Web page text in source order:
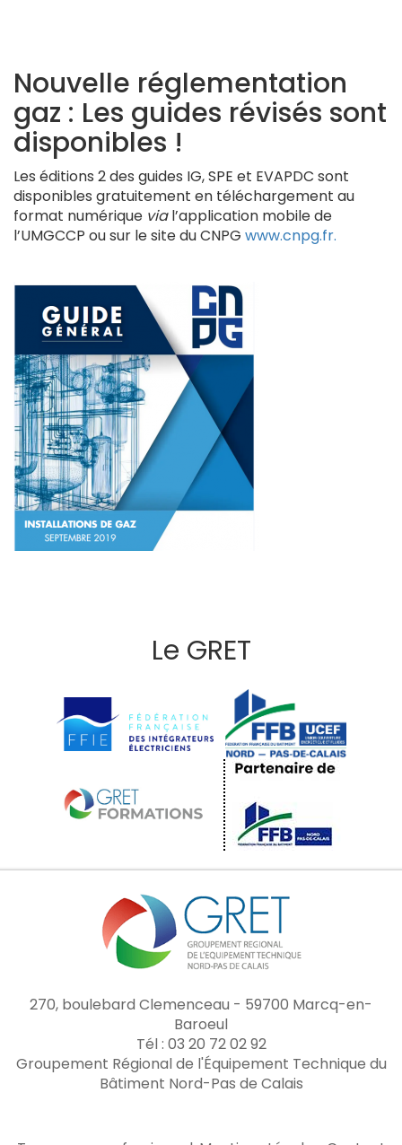
Nouvelle réglementation
gaz : Les guides révisés sont
disponibles !
Les éditions 2 des guides IG, SPE et EVAPDC sont
disponibles gratuitement en téléchargement au
format numérique vial’application mobile de
l’UMGCCP ou sur le site du CNPG www.cnpg.fr.
Le GRET
270, boulebard Clemenceau - 59700 Marcq-en-
Baroeul
Tél : 03 20 72 02 92
Groupement Régional de l'Équipement Technique du
Bâtiment Nord-Pas de Calais